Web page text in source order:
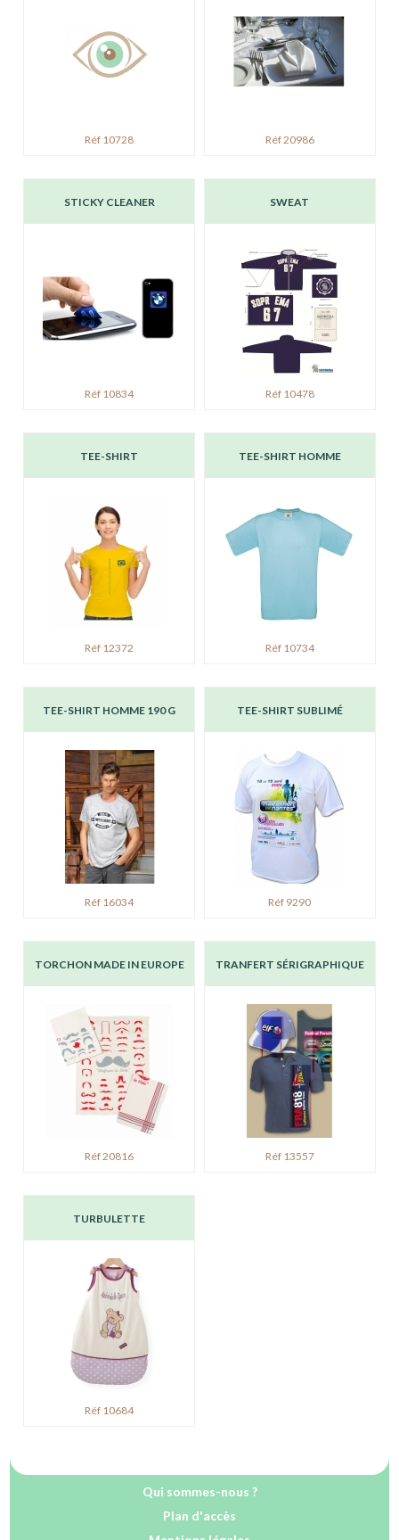
Réf 10728 Réf 20986
STICKY CLEANER
Réf 10834
SWEAT
Réf 10478
TEE-SHIRT
Réf 12372
TEE-SHIRT HOMME
Réf 10734
TEE-SHIRT HOMME 190 G
Réf 16034
TEE-SHIRT SUBLIMÉ
Réf 9290
TORCHON MADE IN EUROPE
Réf 20816
TRANFERT SÉRIGRAPHIQUE
Réf 13557
TURBULETTE
Réf 10684
Qui sommes-nous ?
Plan d'accès